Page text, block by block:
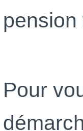
pension
Pour